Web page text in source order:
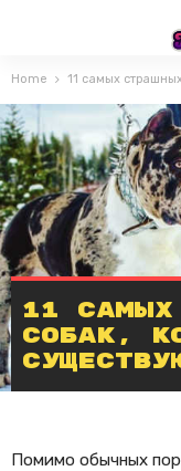
Home 11 самых
11
собак,
Помимо обычных